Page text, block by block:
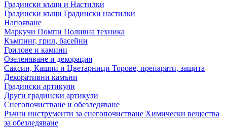
Градински къщи и Настилки
Градински къщи Градински настилки
Напояване
Маркучи Помпи Поливна техника
Къмпинг, грил, басейни
Грилове и камини
Озеленяване и декорация
Саксии, Кашпи и Цветарници Торове, препарати, защита
Декоративни камъни
Градински артикули
Други градински артикули
Снегопочистване и обезледяване
Ръчни инструменти за снегопочистване Химически вещества
за обезледяване